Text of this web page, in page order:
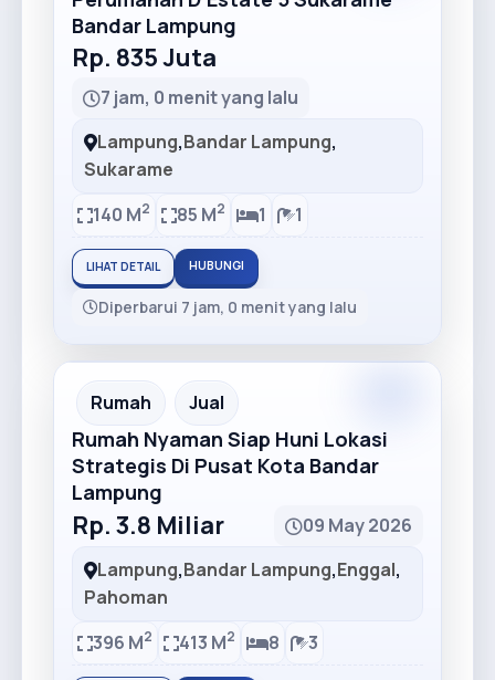
Bandar Lampung
Rp. 835 Juta
7 jam, 0 menit yang lalu
Lampung,Bandar Lampung,
Sukarame
140 M2 85 M2 1 1
LIHAT DETAIL HUBUNGI
Diperbarui 7 jam, 0 menit yang lalu
Recommended
Rumah Jual
Rumah Nyaman Siap Huni Lokasi
Strategis Di Pusat Kota Bandar
Lampung
Rp. 3.8 Miliar
09 May 2026
Lampung,Bandar Lampung,Enggal,
Pahoman
396 M2 413 M2 8 3